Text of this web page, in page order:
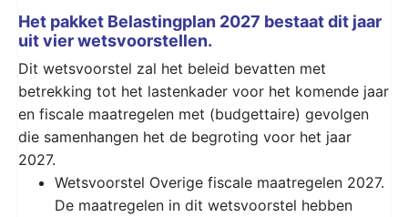
Het pakket Belastingplan 2027 bestaat dit jaar
uit vier wetsvoorstellen.
Dit wetsvoorstel zal het beleid bevatten met
betrekking tot het lastenkader voor het komende jaar
en fiscale maatregelen met (budgettaire) gevolgen
die samenhangen het de begroting voor het jaar
2027.
Wetsvoorstel Overige fiscale maatregelen 2027.
De maatregelen in dit wetsvoorstel hebben